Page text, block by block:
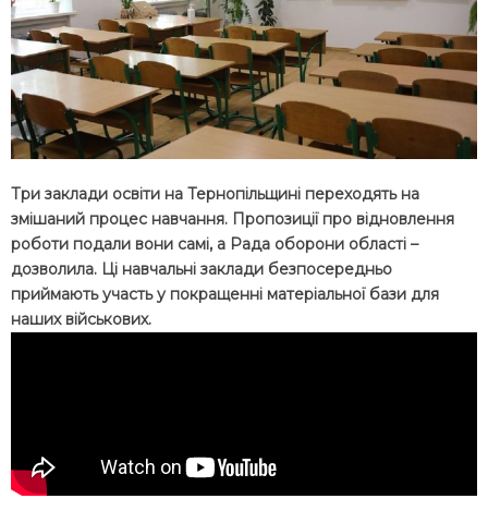
Три заклади освіти на Тернопільщині переходять на
змішаний процес навчання. Пропозиції про відновлення
роботи подали вони самі, а Рада оборони області –
дозволила. Ці навчальні заклади безпосередньо
приймають участь у покращенні матеріальної бази для
наших військових.